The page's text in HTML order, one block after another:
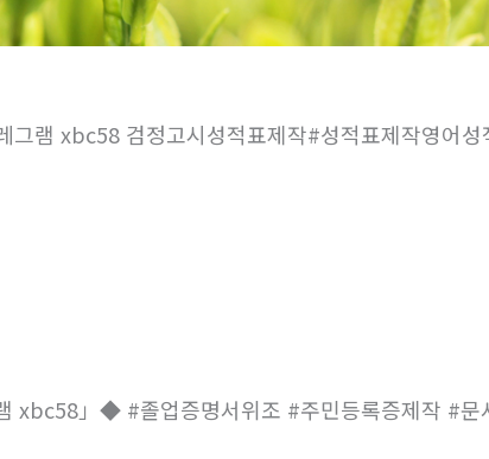
램 xbc58 검정고시성적표제작#성적표제작영어
」◆ #졸업증명서위조 #주민등록증제작 #문